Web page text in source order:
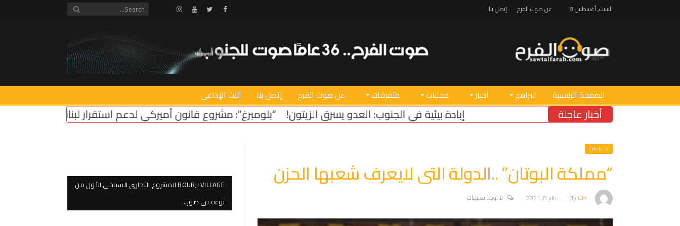
السبت, أغسطس 8 عن صوت الفرح إتصل بنا Facebook
Twitter
Youtube
Instagram
الصفحة الرئيسية البرامج أخبار محليات متفرقات عن صوت الفرح إتصل بنا البث الإذاعي
أخبار عاجلة
إبادة بيئية في الجنوب: العدو يسرق الزيتون! “بلومبرغ”: مشروع قانون أميركي لدعم استقرار لبنان سرقة سنترال زوق مكايل “روابط القطاع
تحقيقات
“مملكة البوتان” ..الدولة التى لايعرف شعبها الحزن
ByGH يناير 8, 2021 لا توجد تعليقات
BOURJI VILLAGE المشروع التجاري السياحي الأول من
نوعه في صور…